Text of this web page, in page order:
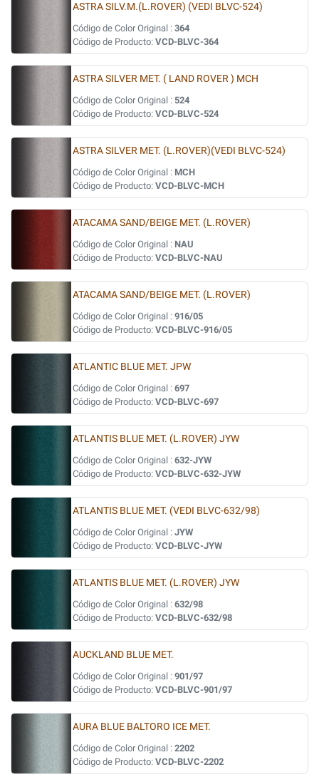
ASTRA SILV.M.(L.ROVER) (VEDI BLVC-524)
Código de Color Original : 364
Código de Producto: VCD-BLVC-364
ASTRA SILVER MET. ( LAND ROVER ) MCH
Código de Color Original : 524
Código de Producto: VCD-BLVC-524
ASTRA SILVER MET. (L.ROVER)(VEDI BLVC-524)
Código de Color Original : MCH
Código de Producto: VCD-BLVC-MCH
ATACAMA SAND/BEIGE MET. (L.ROVER)
Código de Color Original : NAU
Código de Producto: VCD-BLVC-NAU
ATACAMA SAND/BEIGE MET. (L.ROVER)
Código de Color Original : 916/05
Código de Producto: VCD-BLVC-916/05
ATLANTIC BLUE MET. JPW
Código de Color Original : 697
Código de Producto: VCD-BLVC-697
ATLANTIS BLUE MET. (L.ROVER) JYW
Código de Color Original : 632-JYW
Código de Producto: VCD-BLVC-632-JYW
ATLANTIS BLUE MET. (VEDI BLVC-632/98)
Código de Color Original : JYW
Código de Producto: VCD-BLVC-JYW
ATLANTIS BLUE MET. (L.ROVER) JYW
Código de Color Original : 632/98
Código de Producto: VCD-BLVC-632/98
AUCKLAND BLUE MET.
Código de Color Original : 901/97
Código de Producto: VCD-BLVC-901/97
AURA BLUE BALTORO ICE MET.
Código de Color Original : 2202
Código de Producto: VCD-BLVC-2202